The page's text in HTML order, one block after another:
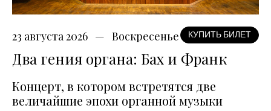
23 августа 2026 Воскресенье КУПИТЬ БИЛЕТ
Два гения органа: Бах и Франк
Концерт, в котором встретятся две
величайшие эпохи органной музыки